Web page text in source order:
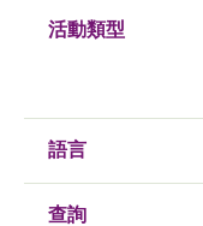
活動類型
語言
查詢